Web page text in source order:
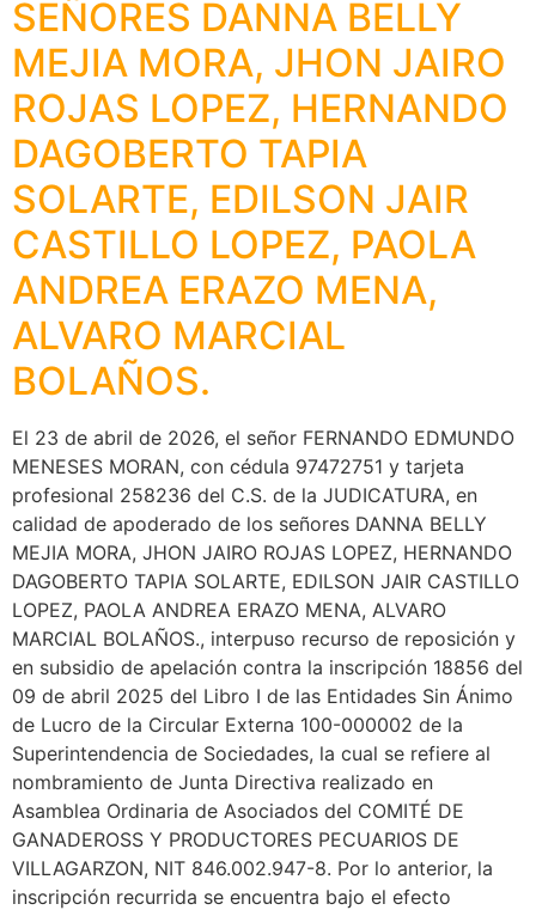
SEÑORES DANNA BELLY
MEJIA MORA, JHON JAIRO
ROJAS LOPEZ, HERNANDO
DAGOBERTO TAPIA
SOLARTE, EDILSON JAIR
CASTILLO LOPEZ, PAOLA
ANDREA ERAZO MENA,
ALVARO MARCIAL
BOLAÑOS.
El 23 de abril de 2026, el señor FERNANDO EDMUNDO
MENESES MORAN, con cédula 97472751 y tarjeta
profesional 258236 del C.S. de la JUDICATURA, en
calidad de apoderado de los señores DANNA BELLY
MEJIA MORA, JHON JAIRO ROJAS LOPEZ, HERNANDO
DAGOBERTO TAPIA SOLARTE, EDILSON JAIR CASTILLO
LOPEZ, PAOLA ANDREA ERAZO MENA, ALVARO
MARCIAL BOLAÑOS., interpuso recurso de reposición y
en subsidio de apelación contra la inscripción 18856 del
09 de abril 2025 del Libro I de las Entidades Sin Ánimo
de Lucro de la Circular Externa 100-000002 de la
Superintendencia de Sociedades, la cual se refiere al
nombramiento de Junta Directiva realizado en
Asamblea Ordinaria de Asociados del COMITÉ DE
GANADEROSS Y PRODUCTORES PECUARIOS DE
VILLAGARZON, NIT 846.002.947-8. Por lo anterior, la
inscripción recurrida se encuentra bajo el efecto